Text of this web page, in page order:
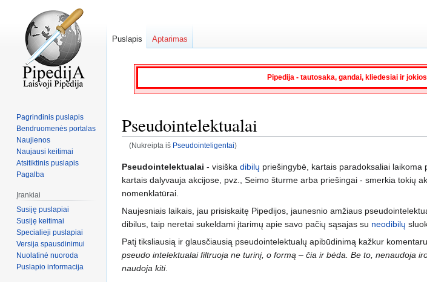
Pipedija - tautosaka, gandai, kliedesiai ir
Pseudointelektualai
(Nukreipta iš Pseudointeligentai)
Jump
to
navigation
Jump
to
search
Pseudointelektualai - visiška dibilų priešingybė, kartais paradoksaliai
kartais dalyvauja akcijose, pvz., Seimo šturme arba priešingai - smerkia tokių
nomenklatūrai.
Naujesniais laikais, jau prisiskaitę Pipedijos, jaunesnio amžiaus
dibilus, taip neretai sukeldami įtarimų apie savo pačių sąsajas su neodibilų
Patį tiksliausią ir glausčiausią pseudointelektualų apibūdinimą kažkur
pseudo intelektualai filtruoja ne turinį, o formą – čia ir bėda. Be to, nenaudoja
naudoja kiti.
Puslapis Aptarimas
Pagrindinis puslapis
Bendruomenės portalas
Naujienos
Naujausi keitimai
Atsitiktinis puslapis
Pagalba
Įrankiai
Susiję puslapiai
Susiję keitimai
Specialieji puslapiai
Versija spausdinimui
Nuolatinė nuoroda
Puslapio informacija